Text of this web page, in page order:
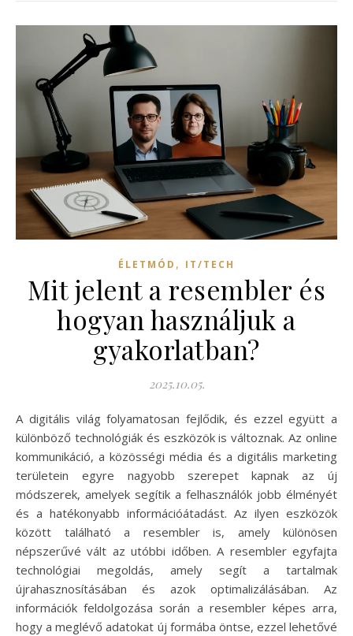
ÉLETMÓD , IT/TECH
Mit jelent a resembler és
hogyan használjuk a
gyakorlatban?
2025.10.05.
A digitális világ folyamatosan fejlődik, és ezzel együtt a
különböző technológiák és eszközök is változnak. Az online
kommunikáció, a közösségi média és a digitális marketing
területein egyre nagyobb szerepet kapnak az új
módszerek, amelyek segítik a felhasználók jobb élményét
és a hatékonyabb információátadást. Az ilyen eszközök
között található a resembler is, amely különösen
népszerűvé vált az utóbbi időben. A resembler egyfajta
technológiai megoldás, amely segít a tartalmak
újrahasznosításában és azok optimalizálásában. Az
információk feldolgozása során a resembler képes arra,
hogy a meglévő adatokat új formába öntse, ezzel lehetővé